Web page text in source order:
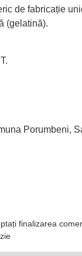
de fabricație
(gelatină).
Porumbeni,
finalizarea